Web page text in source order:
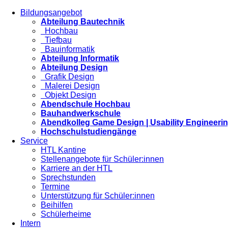
Bildungsangebot
Abteilung Bautechnik
Hochbau
Tiefbau
Bauinformatik
Abteilung Informatik
Abteilung Design
Grafik Design
Malerei Design
Objekt Design
Abendschule Hochbau
Bauhandwerkschule
Abendkolleg Game Design | Usability
Hochschulstudiengänge
Service
HTL Kantine
Stellenangebote für Schüler:innen
Karriere an der HTL
Sprechstunden
Termine
Unterstützung für Schüler:innen
Beihilfen
Schülerheime
Intern